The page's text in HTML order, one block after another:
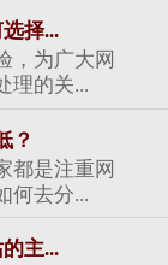
择...
，为广大网
理的关...
？
都是注重网
何去分...
主...